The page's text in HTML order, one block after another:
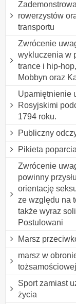
rowerzystów
transportu
Zwrócenie
wykluczenia w
trance i hip-
Mobbyn oraz
Upamiętnienie
Rosyjskimi
1794 roku.
Publiczny
Pikieta
Zwrócenie
powinny
orientację
ze względu na
także wyraz
Postulowani
Marsz
marsz w
tożsamościowej
Sport zamiast
życia